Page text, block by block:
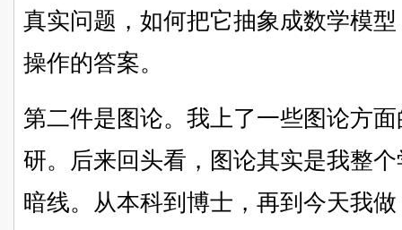
真实问题，如何把它抽象成数学模
操作的答案。
第二件是图论。我上了一些图论方
研。后来回头看，图论其实是我整
暗线。从本科到博士，再到今天我